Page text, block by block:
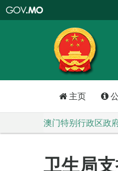
特
政
区
政
口
主页
澳门特别行政区政
卫生局